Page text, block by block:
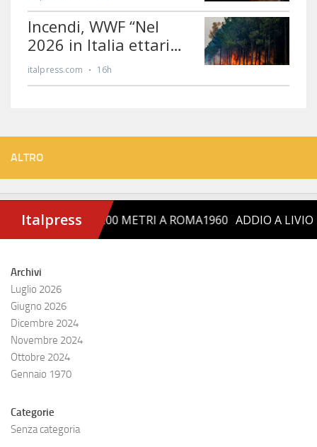
ALTRO
Archivi
Luglio 2026
Giugno 2026
Dicembre 2024
Novembre 2024
Ottobre 2024
Gennaio 1970
Categorie
Senza categoria